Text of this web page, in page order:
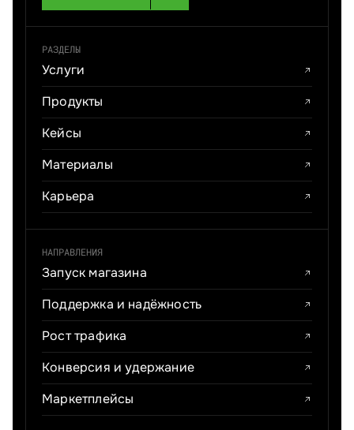
РАЗДЕЛЫ
Услуги
Продукты
Кейсы
Материалы
Карьера
НАПРАВЛЕНИЯ
Запуск магазина
Поддержка и надёжность
Рост трафика
Конверсия и удержание
Маркетплейсы